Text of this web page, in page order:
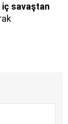
iç savaştan